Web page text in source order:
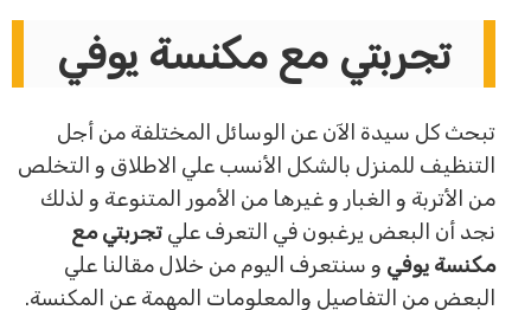
تجربتي مع مكنسة يوفي
تبحث كل سيدة الآن عن الوسائل المختلفة من أجل
التنظيف للمنزل بالشكل الأنسب علي الاطلاق و التخلص
من الأتربة و الغبار و غيرها من الأمور المتنوعة و لذلك
نجد أن البعض يرغبون في التعرف عليتجربتي مع
مكنسة يوفيو سنتعرف اليوم من خلال مقالنا علي
البعض من التفاصيل والمعلومات المهمة عن المكنسة.